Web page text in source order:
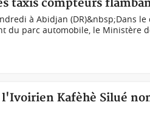
taxis compteurs
à Abidjan (DR)&nbsp;Dans
du parc automobile, le Ministère
Kafèhè Silué